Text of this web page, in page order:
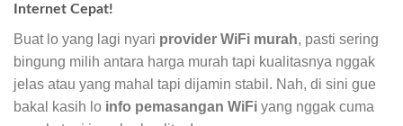
Internet Cepat!
Buat lo yang lagi nyari provider WiFi murah, pasti sering
bingung milih antara harga murah tapi kualitasnya nggak
jelas atau yang mahal tapi dijamin stabil. Nah, di sini gue
bakal kasih lo info pemasangan WiFi yang nggak cuma